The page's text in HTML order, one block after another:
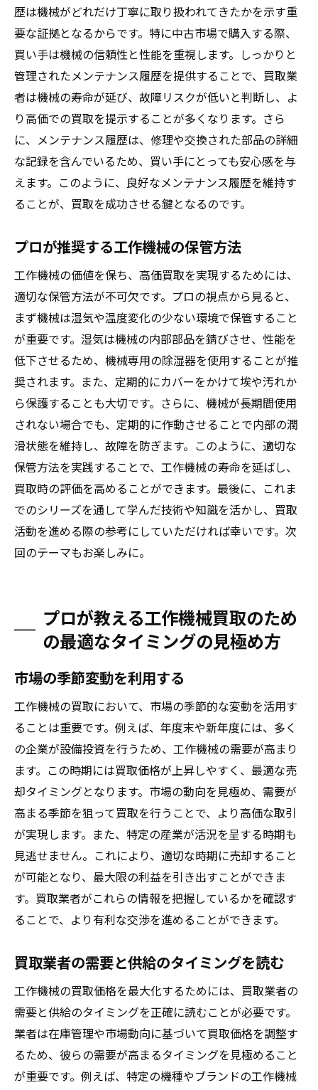
歴は機械がどれだけ丁寧に取り扱われてきたかを示す重
要な証拠となるからです。特に中古市場で購入する際、
買い手は機械の信頼性と性能を重視します。しっかりと
管理されたメンテナンス履歴を提供することで、買取業
者は機械の寿命が延び、故障リスクが低いと判断し、よ
り高価での買取を提示することが多くなります。さら
に、メンテナンス履歴は、修理や交換された部品の詳細
な記録を含んでいるため、買い手にとっても安心感を与
えます。このように、良好なメンテナンス履歴を維持す
ることが、買取を成功させる鍵となるのです。
プロが推奨する工作機械の保管方法
工作機械の価値を保ち、高価買取を実現するためには、
適切な保管方法が不可欠です。プロの視点から見ると、
まず機械は湿気や温度変化の少ない環境で保管すること
が重要です。湿気は機械の内部部品を錆びさせ、性能を
低下させるため、機械専用の除湿器を使用することが推
奨されます。また、定期的にカバーをかけて埃や汚れか
ら保護することも大切です。さらに、機械が長期間使用
されない場合でも、定期的に作動させることで内部の潤
滑状態を維持し、故障を防ぎます。このように、適切な
保管方法を実践することで、工作機械の寿命を延ばし、
買取時の評価を高めることができます。最後に、これま
でのシリーズを通して学んだ技術や知識を活かし、買取
活動を進める際の参考にしていただければ幸いです。次
回のテーマもお楽しみに。
プロが教える工作機械買取のため
の最適なタイミングの見極め方
市場の季節変動を利用する
工作機械の買取において、市場の季節的な変動を活用す
ることは重要です。例えば、年度末や新年度には、多く
の企業が設備投資を行うため、工作機械の需要が高まり
ます。この時期には買取価格が上昇しやすく、最適な売
却タイミングとなります。市場の動向を見極め、需要が
高まる季節を狙って買取を行うことで、より高価な取引
が実現します。また、特定の産業が活況を呈する時期も
見逃せません。これにより、適切な時期に売却すること
が可能となり、最大限の利益を引き出すことができま
す。買取業者がこれらの情報を把握しているかを確認す
ることで、より有利な交渉を進めることができます。
買取業者の需要と供給のタイミングを読む
工作機械の買取価格を最大化するためには、買取業者の
需要と供給のタイミングを正確に読むことが必要です。
業者は在庫管理や市場動向に基づいて買取価格を調整す
るため、彼らの需要が高まるタイミングを見極めること
が重要です。例えば、特定の機種やブランドの工作機械